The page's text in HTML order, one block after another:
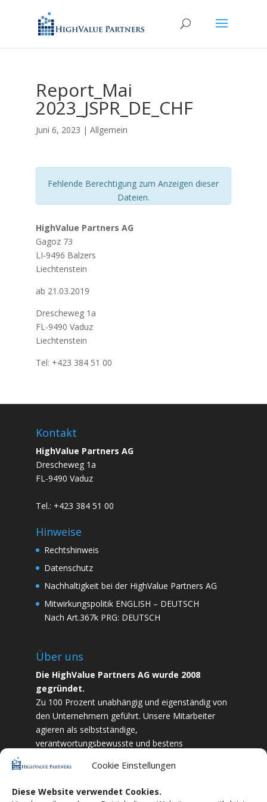
Cookie Einstellungen
Diese Website verwendet Cookies.
Report_Mai
2023_JSPR_DE_CHF
Juni 6, 2023 | Allgemein
Fehlende Berechtigung zum Anzeigen dieser
Dateien.
HighValue Partners AG
Gagoz 73
LI-9496 Balzers
Liechtenstein
ab 21.03.2019
Drescheweg 1a
FL-9490 Vaduz
Liechtenstein
Tel: +423 384 51 00
Kontakt
HighValue Partners AG
Drescheweg 1a
FL-9490 Vaduz
Tel.: +423 384 51 00
Hinweise
Rechtshinweis
Datenschutz
Nachhaltigkeit bei der HighValue Partners AG
Mitwirkungspolitik ENGLISH – DEUTSCH
Nach Art.367k PRG: DEUTSCH
Über uns
Die HighValue Partners AG wurde 2008
gegründet.
Zu 100 Prozent unabhängig und eigenständig von
den Unternehmern geführt. Unsere Mitarbeiter
agieren als selbstständige,
verantwortungsbewusste und bestens
und Zielstrebigkeit sind wir bestrebt das